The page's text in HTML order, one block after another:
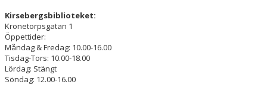
Kirsebergsbiblioteket:
Kronetorpsgatan 1
Öppettider:
Måndag & Fredag: 10.00-16.00
Tisdag-Tors: 10.00-18.00
Lördag: Stängt
Söndag: 12.00-16.00